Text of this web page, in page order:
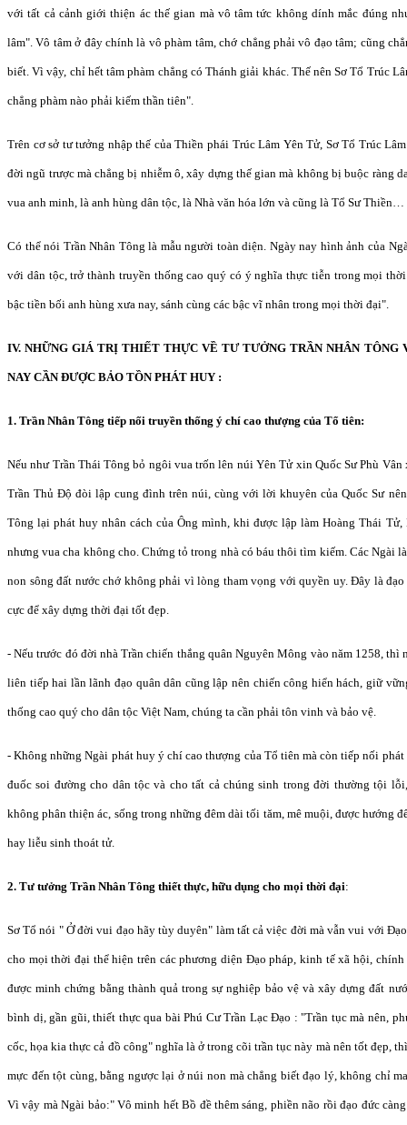
với tất cả cảnh giới thiện ác thế gian mà vô tâm tức không dính mắc đúng
lâm". Vô tâm ở đây chính là vô phàm tâm, chớ chẳng phải vô đạo tâm; cũng
biết. Vì vậy, chỉ hết tâm phàm chẳng có Thánh giải khác. Thế nên Sơ Tổ Trúc
chẳng phàm nào phải kiếm thần tiên".
Trên cơ sở tư tưởng nhập thế của Thiền phái Trúc Lâm Yên Tử, Sơ Tổ Trúc
đời ngũ trược mà chẳng bị nhiễm ô, xây dựng thế gian mà không bị buộc ràng
vua anh minh, là anh hùng dân tộc, là Nhà văn hóa lớn và cũng là Tổ Sư Thiền…
Có thể nói Trần Nhân Tông là mẫu người toàn diện. Ngày nay hình ảnh của
với dân tộc, trở thành truyền thống cao quý có ý nghĩa thực tiễn trong mọi
bậc tiền bối anh hùng xưa nay, sánh cùng các bậc vĩ nhân trong mọi thời đại".
IV. NHỮNG GIÁ TRỊ THIẾT THỰC VỀ TƯ TƯỞNG TRẦN NHÂN TÔNG
NAY CẦN ĐƯỢC BẢO TỒN PHÁT HUY :
1. Trần Nhân Tông tiếp nối truyền thống ý chí cao thượng của Tổ tiên:
Nếu như Trần Thái Tông bỏ ngôi vua trốn lên núi Yên Tử xin Quốc Sư Phù Vân
Trần Thủ Độ đòi lập cung đình trên núi, cùng với lời khuyên của Quốc Sư
Tông lại phát huy nhân cách của Ông mình, khi được lập làm Hoàng Thái
nhưng vua cha không cho. Chứng tỏ trong nhà có báu thôi tìm kiếm. Các Ngài
non sông đất nước chớ không phải vì lòng tham vọng với quyền uy. Đây là
cực để xây dựng thời đại tốt đẹp.
- Nếu trước đó đời nhà Trần chiến thắng quân Nguyên Mông vào năm 1258, thì
liên tiếp hai lần lãnh đạo quân dân cũng lập nên chiến công hiển hách, giữ
thống cao quý cho dân tộc Việt Nam, chúng ta cần phải tôn vinh và bảo vệ.
- Không những Ngài phát huy ý chí cao thượng của Tổ tiên mà còn tiếp nối
đuốc soi đường cho dân tộc và cho tất cả chúng sinh trong đời thường tội
không phân thiện ác, sống trong những đêm dài tối tăm, mê muội, được hướng
hay liễu sinh thoát tử.
2. Tư tưởng Trần Nhân Tông thiết thực, hữu dụng cho mọi thời đại:
Sơ Tổ nói " Ở đời vui đạo hãy tùy duyên" làm tất cả việc đời mà vẫn vui với
cho mọi thời đại thể hiện trên các phương diện Đạo pháp, kinh tế xã hội,
được minh chứng bằng thành quả trong sự nghiệp bảo vệ và xây dựng đất
bình dị, gần gũi, thiết thực qua bài Phú Cư Trần Lạc Đạo : "Trần tục mà nên,
cốc, họa kia thực cả đồ công" nghĩa là ở trong cõi trần tục này mà nên tốt đẹp,
mực đến tột cùng, bằng ngược lại ở núi non mà chẳng biết đạo lý, không chỉ
Vì vậy mà Ngài bảo:" Vô minh hết Bồ đề thêm sáng, phiền não rồi đạo đức